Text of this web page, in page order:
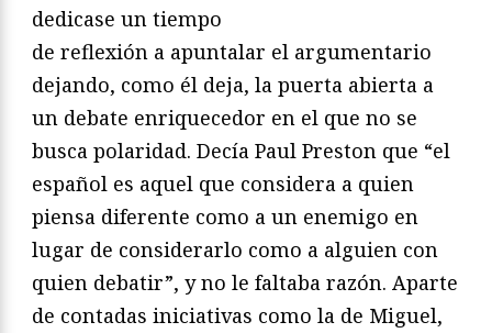
dedicase un tiempo
de reflexión a apuntalar el argumentario
dejando, como él deja, la puerta abierta a
un debate enriquecedor en el que no se
busca polaridad. Decía Paul Preston que “el
español es aquel que considera a quien
piensa diferente como a un enemigo en
lugar de considerarlo como a alguien con
quien debatir”, y no le faltaba razón. Aparte
de contadas iniciativas como la de Miguel,